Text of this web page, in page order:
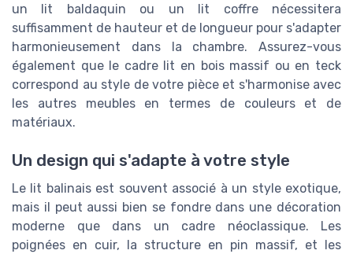
un lit baldaquin ou un lit coffre nécessitera
suffisamment de hauteur et de longueur pour s'adapter
harmonieusement dans la chambre. Assurez-vous
également que le cadre lit en bois massif ou en teck
correspond au style de votre pièce et s'harmonise avec
les autres meubles en termes de couleurs et de
matériaux.
Un design qui s'adapte à votre style
Le lit balinais est souvent associé à un style exotique,
mais il peut aussi bien se fondre dans une décoration
moderne que dans un cadre néoclassique. Les
poignées en cuir, la structure en pin massif, et les